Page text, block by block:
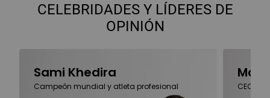
CELEBRIDADES Y LÍDERES DE
OPINIÓN
Sami Khedira
Campeón mundial y atleta profesional CEO of